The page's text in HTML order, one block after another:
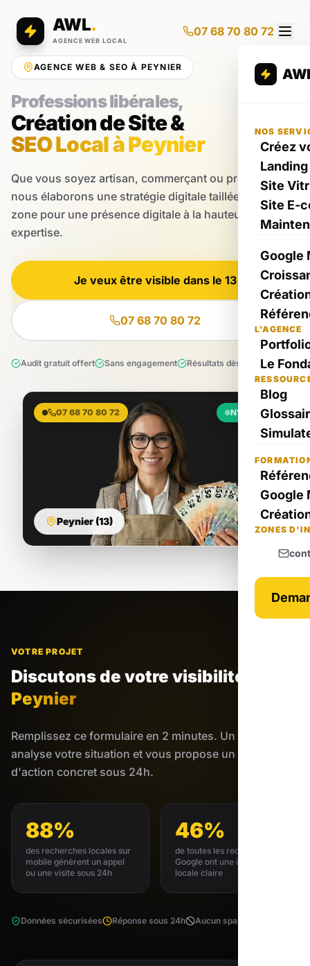
AWL.
AGENCE WEB LOCAL
07 68 70 80 72
NOS
Créez
Site
Site E-
Google
L'AGENCE
Le
Blog
Google
ZONES
AGENCE WEB & SEO À PEYNIER
Professions libérales,
Création de Site &
SEO Local à Peynier
Que vous soyez artisan, commerçant ou prestataire,
nous élaborons une stratégie digitale taillée pour votre
zone pour une présence digitale à la hauteur de votre
expertise.
Je veux être visible dans le 13
07 68 70 80 72
Audit gratuit offert Sans engagement Résultats dès le 1er mois
07 68 70 80 72
Peynier (13)
N°1 Local
VOTRE PROJET
Discutons de votre visibilité
Peynier
Remplissez ce formulaire en 2 minutes. Un expert
analyse votre situation et vous propose un plan
d'action concret sous 24h.
88%
des recherches locales sur
mobile génèrent un appel
ou une visite sous 24h
46%
de toutes les requêtes
Google ont une intention
locale claire
Données sécurisées Réponse sous 24h Aucun spam